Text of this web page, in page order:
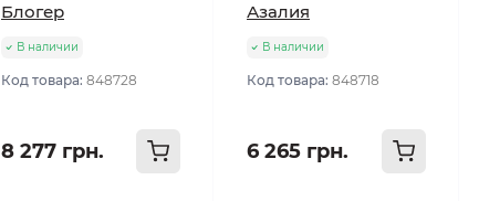
Блогер
В наличии
Код товара: 848728
8 277 грн.
Азалия
В наличии
Код товара: 848718
6 265 грн.